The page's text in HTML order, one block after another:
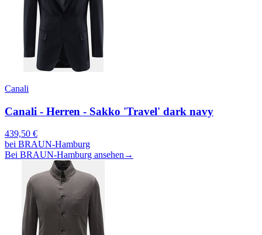
Canali
Canali - Herren - Sakko 'Travel' dark navy
439,50 €
bei BRAUN-Hamburg
Bei BRAUN-Hamburg ansehen→